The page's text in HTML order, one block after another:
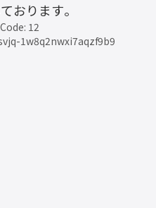
おります。
Code: 12
1w8q2nwxi7aqzf9b9